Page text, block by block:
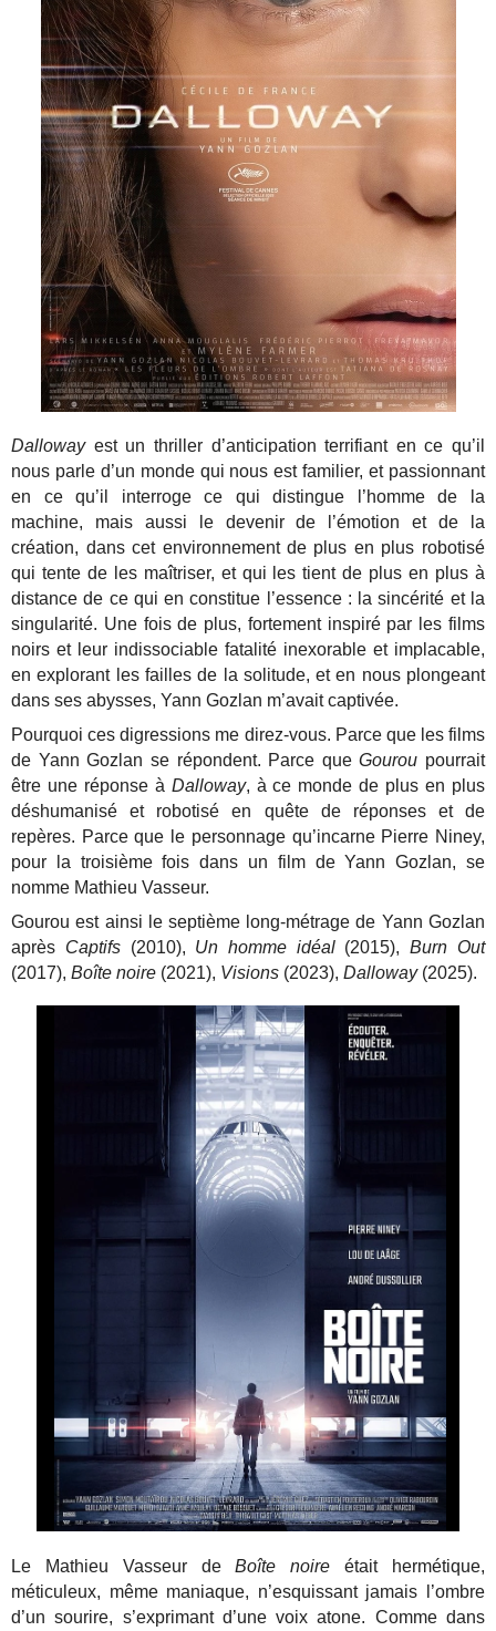
Dalloway est un thriller d’anticipation terrifiant en ce qu’il
nous parle d’un monde qui nous est familier, et passionnant
en ce qu’il interroge ce qui distingue l’homme de la
machine, mais aussi le devenir de l’émotion et de la
création, dans cet environnement de plus en plus robotisé
qui tente de les maîtriser, et qui les tient de plus en plus à
distance de ce qui en constitue l’essence : la sincérité et la
singularité. Une fois de plus, fortement inspiré par les films
noirs et leur indissociable fatalité inexorable et implacable,
en explorant les failles de la solitude, et en nous plongeant
dans ses abysses, Yann Gozlan m’avait captivée.
Pourquoi ces digressions me direz-vous. Parce que les films
de Yann Gozlan se répondent. Parce queGourou pourrait
être une réponse à Dalloway, à ce monde de plus en plus
déshumanisé et robotisé en quête de réponses et de
repères. Parce que le personnage qu’incarne Pierre Niney,
pour la troisième fois dans un film de Yann Gozlan, se
nomme Mathieu Vasseur.
Gourou est ainsi le septième long-métrage de Yann Gozlan
après Captifs(2010), Un homme idéal(2015),Burn Out
(2017),Boîte noire (2021), Visions (2023),Dalloway(2025).
Le Mathieu Vasseur deBoîte noire était hermétique,
méticuleux, même maniaque, n’esquissant jamais l’ombre
d’un sourire, s’exprimant d’une voix atone. Comme dans